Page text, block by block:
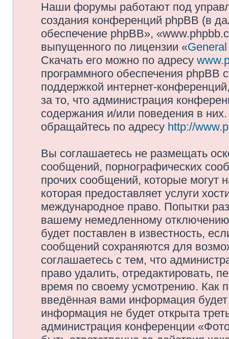
Наши форумы работают под
создания конференций phpBB (в
обеспечение phpBB»,
выпущенного по лицензии «
Скачать его можно по адресу
программного обеспечения phpBB
поддержкой интернет-
за то, что администрация
содержания и/или поведения в
обращайтесь по адресу http://
Вы соглашаетесь не размещать
сообщений, порнографических
прочих сообщений, которые могут
которая предоставляет услуги
международное право. Попытки
вашему немедленному
будет поставлен в известность,
сообщений сохраняются для
соглашаетесь с тем, что
право удалить, отредактировать,
время по своему усмотрению. Как
введённая вами информация
информация не будет открыта
администрация конференции